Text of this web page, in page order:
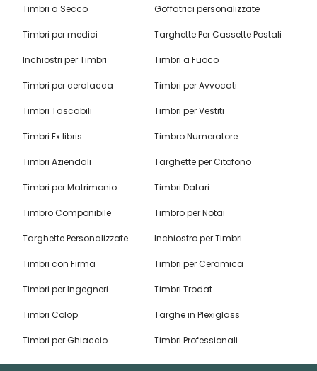
Timbri a Secco Goffatrici personalizzate
Timbri per medici Targhette Per Cassette Postali
Inchiostri per Timbri Timbri a Fuoco
Timbri per ceralacca Timbri per Avvocati
Timbri Tascabili Timbri per Vestiti
Timbri Ex libris Timbro Numeratore
Timbri Aziendali Targhette per Citofono
Timbri per Matrimonio Timbri Datari
Timbro Componibile Timbro per Notai
Targhette Personalizzate Inchiostro per Timbri
Timbri con Firma Timbri per Ceramica
Timbri per Ingegneri Timbri Trodat
Timbri Colop Targhe in Plexiglass
Timbri per Ghiaccio Timbri Professionali